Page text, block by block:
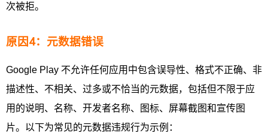
次被拒。
原因4：元数据错误
Google Play 不允许任何应用中包含误导性、格式不正确、非
描述性、不相关、过多或不恰当的元数据，包括但不限于应
用的说明、名称、开发者名称、图标、屏幕截图和宣传图
片。以下为常见的元数据违规行为示例：